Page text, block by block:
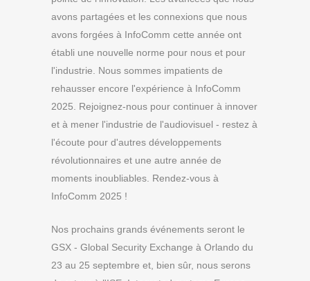
avons partagées et les connexions que nous
avons forgées à InfoComm cette année ont
établi une nouvelle norme pour nous et pour
l'industrie. Nous sommes impatients de
rehausser encore l'expérience à InfoComm
2025. Rejoignez-nous pour continuer à innover
et à mener l'industrie de l'audiovisuel - restez à
l'écoute pour d'autres développements
révolutionnaires et une autre année de
moments inoubliables. Rendez-vous à
InfoComm 2025 !
Nos prochains grands événements seront le
GSX - Global Security Exchange à Orlando du
23 au 25 septembre et, bien sûr, nous serons